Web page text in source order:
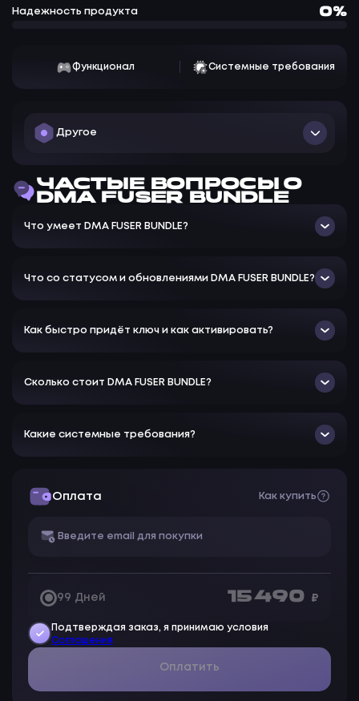
Надежность продукта
0%
Функционал Системные требования
Другое
DMA – высокоскоростной модуль прямого доступа
к памяти для быстрой обработки данных.
Fuser – оптимизирован для стабильной интеграции и
Оптимизированная производительность – снижает
Необходимые кабели и аксессуары
надежное решение для профессионального
ЧАСТЫЕ ВОПРОСЫ О
DMA FUSER BUNDLE
Что умеет DMA FUSER BUNDLE?
Что со статусом и обновлениями DMA FUSER BUNDLE?
Как быстро придёт ключ и как активировать?
Сколько стоит DMA FUSER BUNDLE?
Какие системные требования?
Оплата Как купить
99 Дней 15 490 ₽
Подтверждая заказ, я принимаю условия
Соглашения
Оплатить